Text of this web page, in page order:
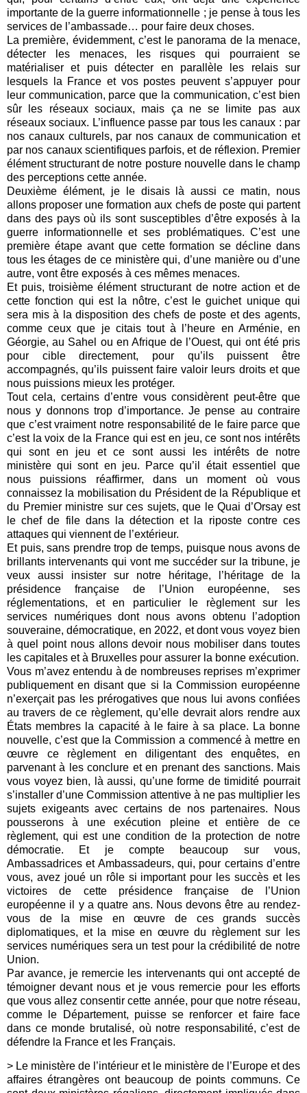
importante de la guerre informationnelle ; je pense à tous les
services de l’ambassade… pour faire deux choses.
La première, évidemment, c’est le panorama de la menace,
détecter les menaces, les risques qui pourraient se
matérialiser et puis détecter en parallèle les relais sur
lesquels la France et vos postes peuvent s’appuyer pour
leur communication, parce que la communication, c’est bien
sûr les réseaux sociaux, mais ça ne se limite pas aux
réseaux sociaux. L’influence passe par tous les canaux : par
nos canaux culturels, par nos canaux de communication et
par nos canaux scientifiques parfois, et de réflexion. Premier
élément structurant de notre posture nouvelle dans le champ
des perceptions cette année.
Deuxième élément, je le disais là aussi ce matin, nous
allons proposer une formation aux chefs de poste qui partent
dans des pays où ils sont susceptibles d’être exposés à la
guerre informationnelle et ses problématiques. C’est une
première étape avant que cette formation se décline dans
tous les étages de ce ministère qui, d’une manière ou d’une
autre, vont être exposés à ces mêmes menaces.
Et puis, troisième élément structurant de notre action et de
cette fonction qui est la nôtre, c’est le guichet unique qui
sera mis à la disposition des chefs de poste et des agents,
comme ceux que je citais tout à l’heure en Arménie, en
Géorgie, au Sahel ou en Afrique de l’Ouest, qui ont été pris
pour cible directement, pour qu’ils puissent être
accompagnés, qu’ils puissent faire valoir leurs droits et que
nous puissions mieux les protéger.
Tout cela, certains d’entre vous considèrent peut-être que
nous y donnons trop d’importance. Je pense au contraire
que c’est vraiment notre responsabilité de le faire parce que
c’est la voix de la France qui est en jeu, ce sont nos intérêts
qui sont en jeu et ce sont aussi les intérêts de notre
ministère qui sont en jeu. Parce qu’il était essentiel que
nous puissions réaffirmer, dans un moment où vous
connaissez la mobilisation du Président de la République et
du Premier ministre sur ces sujets, que le Quai d’Orsay est
le chef de file dans la détection et la riposte contre ces
attaques qui viennent de l’extérieur.
Et puis, sans prendre trop de temps, puisque nous avons de
brillants intervenants qui vont me succéder sur la tribune, je
veux aussi insister sur notre héritage, l’héritage de la
présidence française de l’Union européenne, ses
réglementations, et en particulier le règlement sur les
services numériques dont nous avons obtenu l’adoption
souveraine, démocratique, en 2022, et dont vous voyez bien
à quel point nous allons devoir nous mobiliser dans toutes
les capitales et à Bruxelles pour assurer la bonne exécution.
Vous m’avez entendu à de nombreuses reprises m’exprimer
publiquement en disant que si la Commission européenne
n’exerçait pas les prérogatives que nous lui avons confiées
au travers de ce règlement, qu’elle devrait alors rendre aux
États membres la capacité à le faire à sa place. La bonne
nouvelle, c’est que la Commission a commencé à mettre en
œuvre ce règlement en diligentant des enquêtes, en
parvenant à les conclure et en prenant des sanctions. Mais
vous voyez bien, là aussi, qu’une forme de timidité pourrait
s’installer d’une Commission attentive à ne pas multiplier les
sujets exigeants avec certains de nos partenaires. Nous
pousserons à une exécution pleine et entière de ce
règlement, qui est une condition de la protection de notre
démocratie. Et je compte beaucoup sur vous,
Ambassadrices et Ambassadeurs, qui, pour certains d’entre
vous, avez joué un rôle si important pour les succès et les
victoires de cette présidence française de l’Union
européenne il y a quatre ans. Nous devons être au rendez-
vous de la mise en œuvre de ces grands succès
diplomatiques, et la mise en œuvre du règlement sur les
services numériques sera un test pour la crédibilité de notre
Union.
Par avance, je remercie les intervenants qui ont accepté de
témoigner devant nous et je vous remercie pour les efforts
que vous allez consentir cette année, pour que notre réseau,
comme le Département, puisse se renforcer et faire face
dans ce monde brutalisé, où notre responsabilité, c’est de
défendre la France et les Français.
> Le ministère de l’intérieur et le ministère de l’Europe et des
affaires étrangères ont beaucoup de points communs. Ce